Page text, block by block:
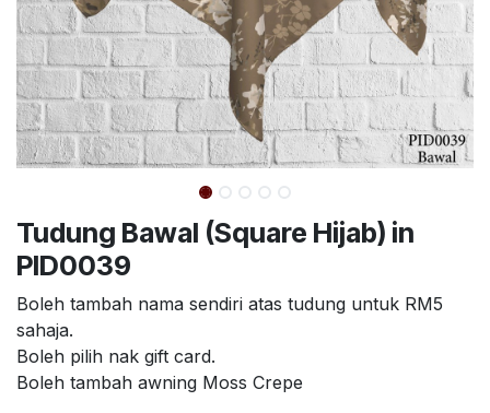
Tudung Bawal (Square Hijab) in
PID0039
Boleh tambah nama sendiri atas tudung untuk RM5
sahaja.
Boleh pilih nak gift card.
Boleh tambah awning Moss Crepe